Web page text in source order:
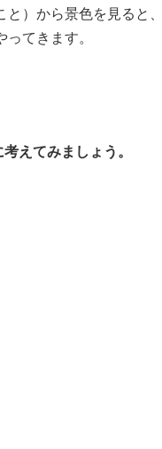
）から景色を見ると
てきます。
えてみましょう。